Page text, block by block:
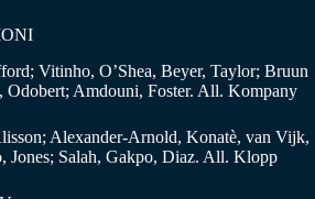
Vitinho, O’Shea, Beyer, Taylor; Bruun
Amdouni, Foster. All. Kompany
Alexander-Arnold, Konatè, van Vijk,
Jones; Salah, Gakpo, Diaz. All. Klopp